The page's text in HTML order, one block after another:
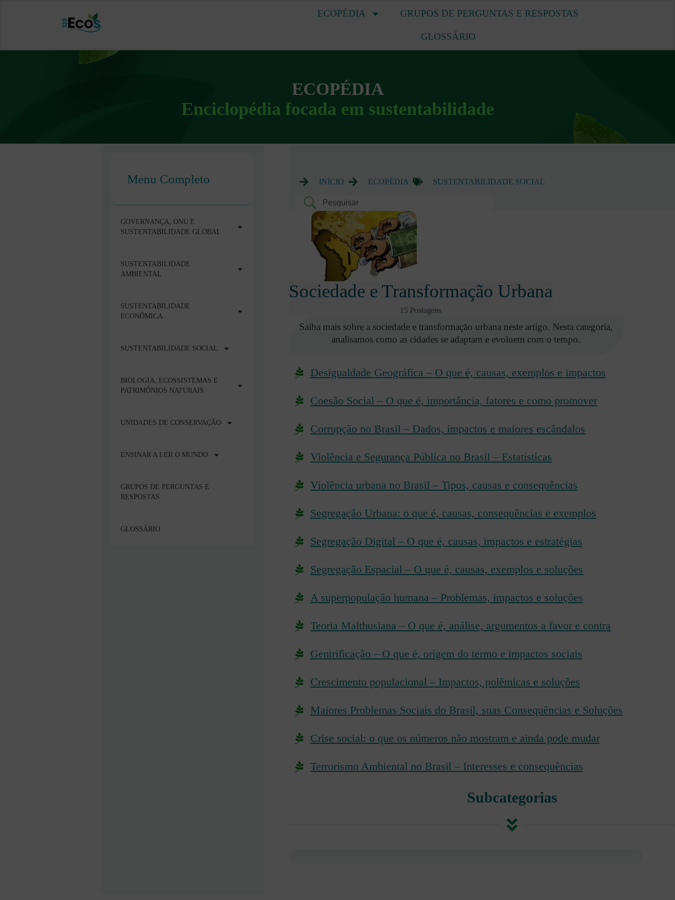
ECOPÉDIA GRUPOS DE PERGUNTAS E RESPOSTAS
GLOSSÁRIO
ECOPÉDIA
Enciclopédia focada em sustentabilidade
Menu Completo
GOVERNANÇA, ONU E
SUSTENTABILIDADE GLOBAL
SUSTENTABILIDADE
AMBIENTAL
SUSTENTABILIDADE
ECONÔMICA
SUSTENTABILIDADE SOCIAL
BIOLOGIA, ECOSSISTEMAS E
PATRIMÔNIOS NATURAIS
UNIDADES DE CONSERVAÇÃO
ENSINAR A LER O MUNDO
GRUPOS DE PERGUNTAS E
RESPOSTAS
GLOSSÁRIO
INÍCIO ECOPÉDIA SUSTENTABILIDADE SOCIAL
Sociedade e Transformação Urbana
15 Postagens
Saiba mais sobre a sociedade e transformação urbana neste artigo. Nesta categoria,
analisamos como as cidades se adaptam e evoluem com o tempo.
Desigualdade Geográfica – O que é, causas, exemplos e impactos
Coesão Social – O que é, importância, fatores e como promover
Corrupção no Brasil – Dados, impactos e maiores escândalos
Violência e Segurança Pública no Brasil – Estatísticas
Violência urbana no Brasil – Tipos, causas e consequências
Segregação Urbana: o que é, causas, consequências e exemplos
Segregação Digital – O que é, causas, impactos e estratégias
Segregação Espacial – O que é, causas, exemplos e soluções
A superpopulação humana – Problemas, impactos e soluções
Teoria Malthusiana – O que é, análise, argumentos a favor e contra
Gentrificação – O que é, origem do termo e impactos sociais
Crescimento populacional – Impactos, polêmicas e soluções
Maiores Problemas Sociais do Brasil, suas Consequências e Soluções
Crise social: o que os números não mostram e ainda pode mudar
Terrorismo Ambiental no Brasil – Interesses e consequências
Subcategorias